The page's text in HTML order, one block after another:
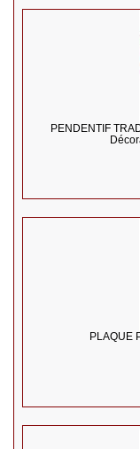
PENDENTIF
PLAQUE